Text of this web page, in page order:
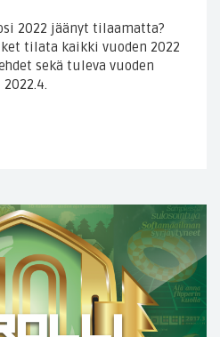
2022 jäänyt tilaamatta?
tilata kaikki vuoden 2022
sekä tuleva vuoden